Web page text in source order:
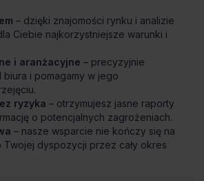
– dzięki znajomości rynku i analizie
Ciebie najkorzystniejsze warunki i
i aranżacyjne – precyzyjnie
biura i pomagamy w jego
ryzyka – otrzymujesz jasne raporty
o potencjalnych zagrożeniach.
– nasze wsparcie nie kończy się na
Twojej dyspozycji przez cały okres